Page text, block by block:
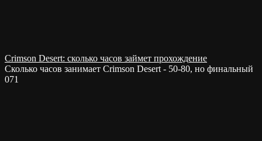
Crimson Desert: сколько часов займет прохождение
Сколько часов занимает Crimson Desert - 50-80, но финальный
071